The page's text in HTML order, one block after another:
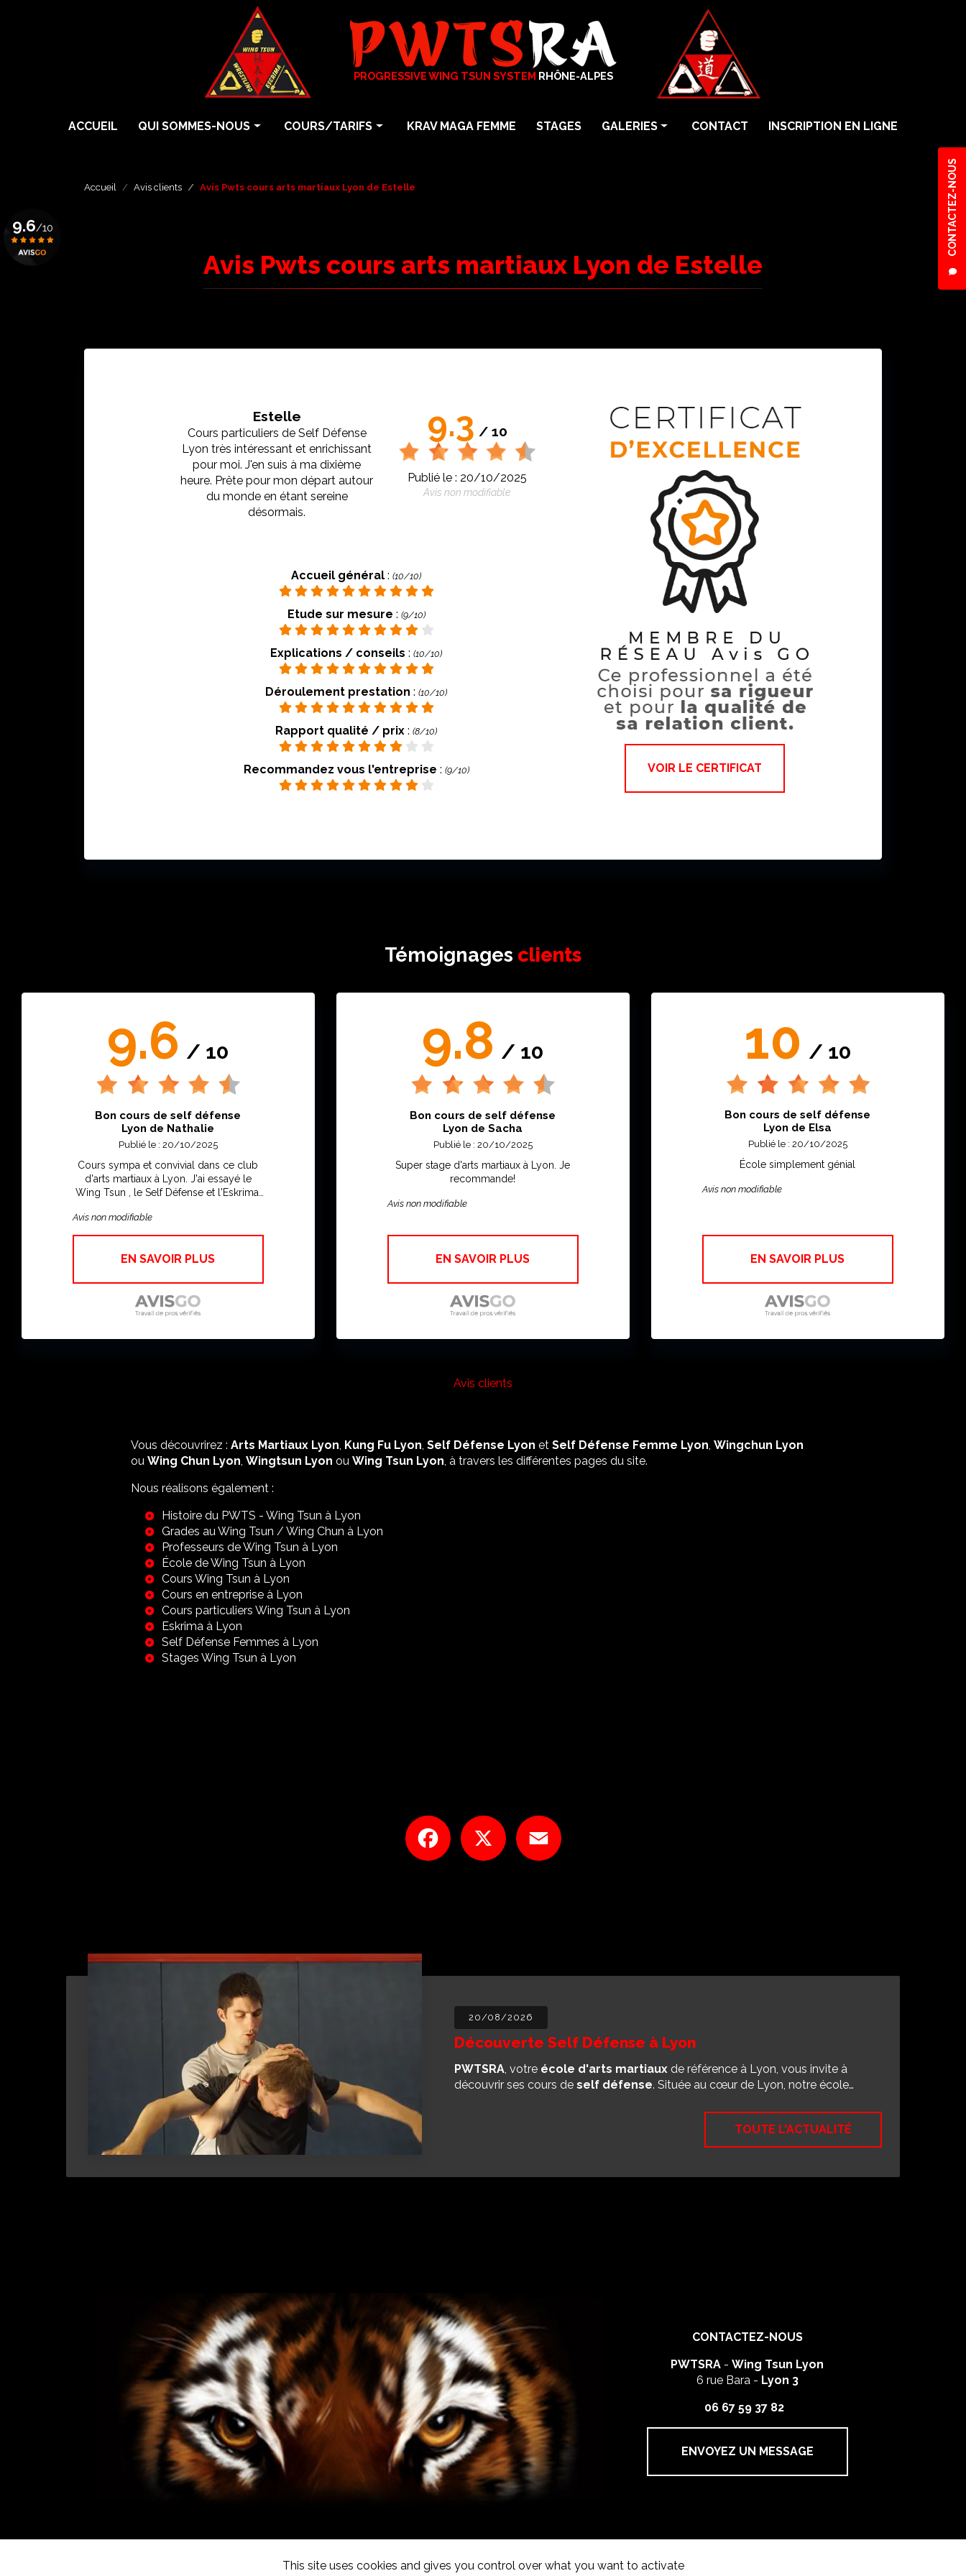
PROGRESSIVE WING TSUN SYSTEM RHÔNE-ALPES
CONTACTEZ-NOUS
ACCUEIL
QUI SOMMES-NOUS
Écoles
COURS/TARIFS
Cours particuliers
Krav Maga Femme Self Défense
KRAV MAGA FEMME STAGES GALERIES CONTACT INSCRIPTION EN LIGNE
9.6/10
Accueil Avis clients Avis Pwts cours arts martiaux Lyon de Estelle
Avis Pwts cours arts martiaux Lyon de Estelle
Estelle
Cours particuliers de Self Défense
Lyon très intéressant et enrichissant
pour moi. J'en suis à ma dixième
heure. Prête pour mon départ autour
du monde en étant sereine
désormais.
9.3 / 10
Publié le : 20/10/2025
Avis non modifiable
Accueil général :(10/10)
Etude sur mesure : (9/10)
Explications / conseils :(10/10)
Déroulement prestation :(10/10)
Rapport qualité / prix :(8/10)
Recommandez vous l'entreprise : (9/10) VOIR LE CERTIFICAT
Témoignages clients
9.6 / 10
Bon cours de self défense
Lyon de Nathalie
Publié le : 20/10/2025
Cours sympa et convivial dans ce club
d'arts martiaux à Lyon. J'ai essayé le
Wing Tsun , le Self Défense et l'Eskrima.
Self Defense à la rentrée sur Lyon 7ème
avec une amie. Vivement la rentrée
Avis non modifiable
EN SAVOIR PLUS
9.8 / 10
Bon cours de self défense
Lyon de Sacha
Publié le : 20/10/2025
Super stage d'arts martiaux à Lyon. Je
recommande!
Avis non modifiable
EN SAVOIR PLUS
10 / 10
Bon cours de self défense
Lyon de Elsa
Publié le : 20/10/2025
École simplement génial
Avis non modifiable
EN SAVOIR PLUS
Avis clients
Vous découvrirez : Arts Martiaux Lyon Kung Fu Lyon Self Défense Lyon et Self Défense Femme Lyon Wingchun Lyon
ou Wing Chun Lyon Wingtsun Lyon ou Wing Tsun Lyon , à travers les différentes pages du site.
Nous réalisons également :
Histoire du PWTS - Wing Tsun à Lyon
Grades au Wing Tsun / Wing Chun à Lyon
Professeurs de Wing Tsun à Lyon
École de Wing Tsun à Lyon
Cours Wing Tsun à Lyon
Cours en entreprise à Lyon
Cours particuliers Wing Tsun à Lyon
Eskrima à Lyon
Self Défense Femmes à Lyon
Stages Wing Tsun à Lyon
Facebook
20/08/2026
Découverte Self Défense à Lyon
PWTSRA, votre école d'arts martiaux de référence à Lyon, vous invite à
découvrir ses cours de self défense. Située au cœur de Lyon, notre école…
TOUTE L'ACTUALITÉ
CONTACTEZ-NOUS
PWTSRA -Wing Tsun Lyon
6 rue Bara - Lyon 3
06 67 59 37 82
ENVOYEZ UN MESSAGE
This site uses cookies and gives you control over what you want to activate